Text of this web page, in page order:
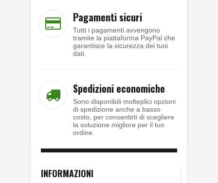
Pagamenti sicuri
Tutti i pagamenti avvengono
tramite la piattaforma PayPal che
garantisce la sicurezza dei tuoi
dati.
Spedizioni economiche
Sono disponibili molteplici opzioni
di spedizione anche a basso
costo, per consentirti di scegliere
la soluzione migliore per il tuo
ordine.
INFORMAZIONI